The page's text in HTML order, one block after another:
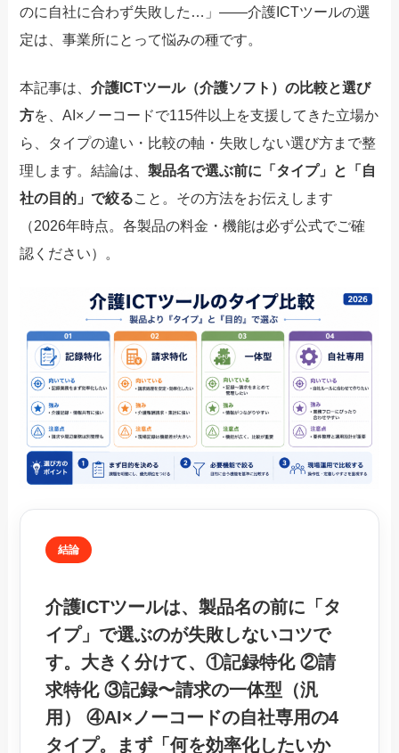
のに自社に合わず失敗した…」——介護ICTツールの選
定は、事業所にとって悩みの種です。
本記事は、介護ICTツール（介護ソフト）の比較と選び
方を、AI×ノーコードで115件以上を支援してきた立場か
ら、タイプの違い・比較の軸・失敗しない選び方まで整
理します。結論は、製品名で選ぶ前に「タイプ」と「自
社の目的」で絞ること。その方法をお伝えします
（2026年時点。各製品の料金・機能は必ず公式でご確
認ください）。
結論
介護ICTツールは、製品名の前に「タ
イプ」で選ぶのが失敗しないコツで
す。大きく分けて、①記録特化 ②請
求特化 ③記録〜請求の一体型（汎
用） ④AI×ノーコードの自社専用の4
タイプ。まず 「何を効率化したいか